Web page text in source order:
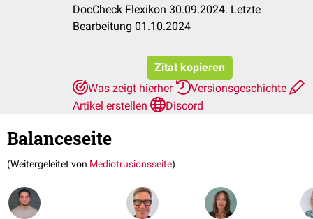
DocCheck Flexikon 30.09.2024. Letzte
Bearbeitung 01.10.2024
Zitat kopieren
Was zeigt hierher
Versionsgeschichte
Artikel erstellen
Discord
Balanceseite
(Weitergeleitet von Mediotrusionsseite)